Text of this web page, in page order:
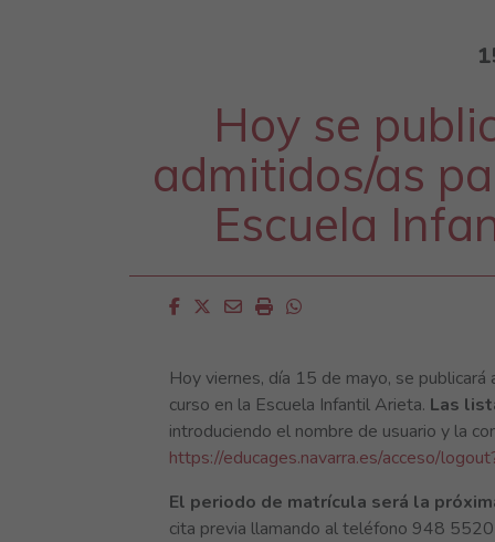
Hoy se
admitidos/as
Escuela
Facebook
Twitter
EmailImprimirWhatsapp
Hoy viernes, día 15 de mayo, se
curso en la Escuela Infantil Arieta. Las
introduciendo el nombre de usuario y la
https://educages.navarra.es/acceso/
El periodo de matrícula será la
cita previa llamando al teléfono 948